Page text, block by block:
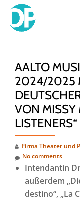
Skip
AALTO
2024/2025
VON MISSY
LISTENERS“
Firma Theater und
No comments
Intendantin
außerdem
destino“, „La